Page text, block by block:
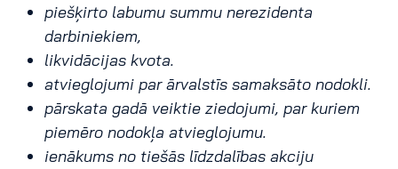
piešķirto labumu summu nerezidenta
darbiniekiem,
likvidācijas kvota.
atvieglojumi par ārvalstīs samaksāto nodokli.
pārskata gadā veiktie ziedojumi, par kuriem
piemēro nodokļa atvieglojumu.
ienākums no tiešās līdzdalības akciju